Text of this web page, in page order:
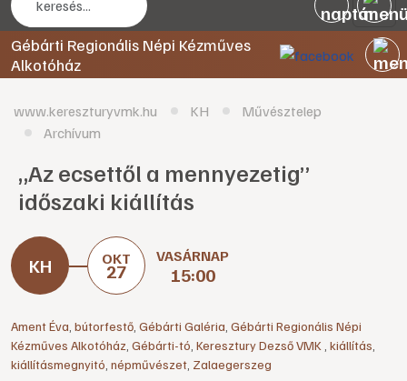
Gébárti Regionális Népi Kézműves
Alkotóház
www.kereszturyvmk.hu KH
Művésztelep
Archívum
„Az ecsettől a mennyezetig”
időszaki kiállítás
OKT
27
VASÁRNAP
15:00
Ament Éva bútorfestő Gébárti Galéria Gébárti Regionális Népi
Kézműves Alkotóház Gébárti-tó Keresztury Dezső VMK kiállítás
kiállításmegnyitó népművészet Zalaegerszeg